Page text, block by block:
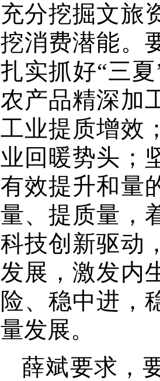
充分挖掘文旅
挖消费潜能。
扎实抓好“三
农产品精深加
工业提质增效
业回暖势头；
有效提升和量
量、提质量，
科技创新驱动
发展，激发内
险、稳中进，
量发展。
薛斌要求，